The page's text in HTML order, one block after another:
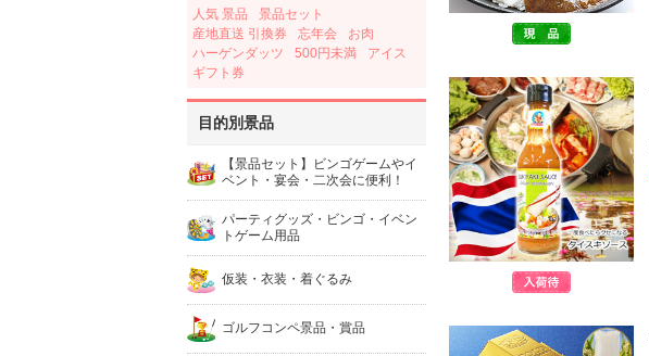
人気 景品
景品セット
産地直送 引換券
忘年会
お肉
ハーゲンダッツ
500円未満
アイス
ギフト券
目的別景品
【景品セット】ビンゴゲームやイ
ベント・宴会・二次会に便利！
パーティグッズ・ビンゴ・イベン
トゲーム用品
仮装・衣装・着ぐるみ
ゴルフコンペ景品・賞品